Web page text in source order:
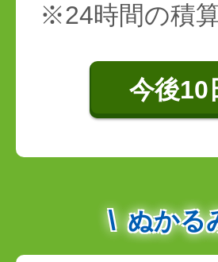
※24時間の積
今後10
ぬかる